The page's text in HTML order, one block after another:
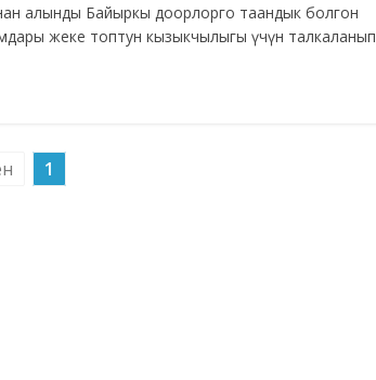
алынды Байыркы доорлорго таандык болгон
жеке топтун кызыкчылыгы үчүн талкаланып
1